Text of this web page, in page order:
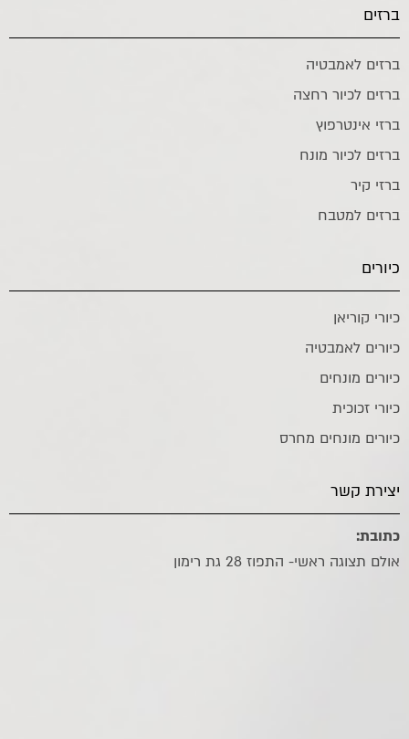
ברזים
ברזים לאמבטיה
ברזים לכיור רחצה
ברזי אינטרפוץ
ברזים לכיור מונח
ברזי קיר
ברזים למטבח
כיורים
כיורי קוריאן
כיורים לאמבטיה
כיורים מונחים
כיורי זכוכית
כיורים מונחים מחרס
יצירת קשר
כתובת:
אולם תצוגה ראשי- התפוז 28 גת רימון